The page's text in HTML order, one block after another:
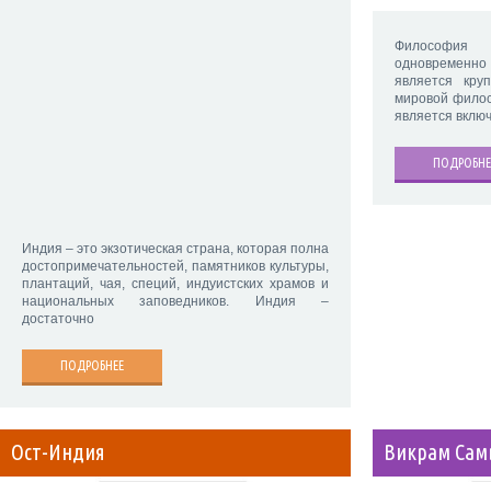
Индия – это экзотическая страна, которая полна
достопримечательностей, памятников культуры,
плантаций, чая, специй, индуистских храмов и
национальных заповедников. Индия –
достаточно
ПОДРОБНЕЕ
Философия
является
мировой
является
Ост-Индия Викрам